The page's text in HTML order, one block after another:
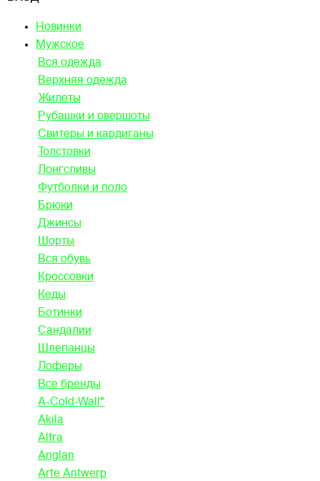
Новинки
Мужское
Вся одежда
Верхняя одежда
Жилеты
Рубашки и овершоты
Свитеры и кардиганы
Толстовки
Лонгсливы
Футболки и поло
Брюки
Джинсы
Шорты
Вся обувь
Кроссовки
Кеды
Ботинки
Сандалии
Шлепанцы
Лоферы
Все бренды
A-Cold-Wall*
Akila
Altra
Anglan
Arte Antwerp